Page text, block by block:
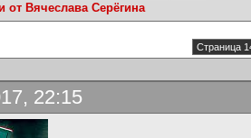
от Вячеслава Серёгина
Страница
22:15